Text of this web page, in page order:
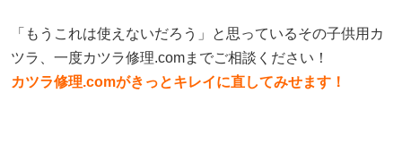
「もうこれは使えないだろう」と思っているその子供用カ
ツラ、一度カツラ修理.comまでご相談ください！
カツラ修理.comがきっとキレイに直してみせます！